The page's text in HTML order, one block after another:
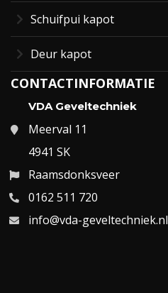
Schuifpui kapot
Deur kapot
CONTACTINFORMATIE
VDA Geveltechniek
Meerval 11
4941 SK
Raamsdonksveer
0162 511 720
info@vda-geveltechniek.nl